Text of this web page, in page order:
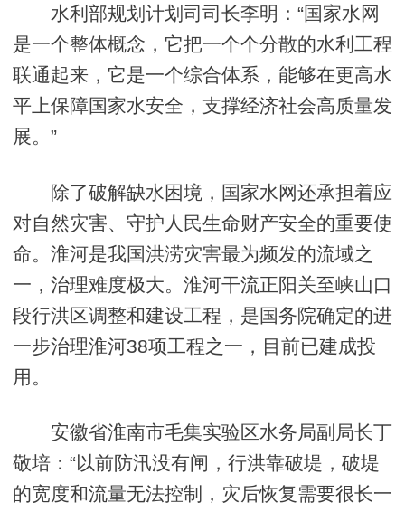
水利部规划计划司司长李明：“国家水网
是一个整体概念，它把一个个分散的水利工程
联通起来，它是一个综合体系，能够在更高水
平上保障国家水安全，支撑经济社会高质量发
展。”
除了破解缺水困境，国家水网还承担着应
对自然灾害、守护人民生命财产安全的重要使
命。淮河是我国洪涝灾害最为频发的流域之
一，治理难度极大。淮河干流正阳关至峡山口
段行洪区调整和建设工程，是国务院确定的进
一步治理淮河38项工程之一，目前已建成投
用。
安徽省淮南市毛集实验区水务局副局长丁
敬培：“以前防汛没有闸，行洪靠破堤，破堤
的宽度和流量无法控制，灾后恢复需要很长一